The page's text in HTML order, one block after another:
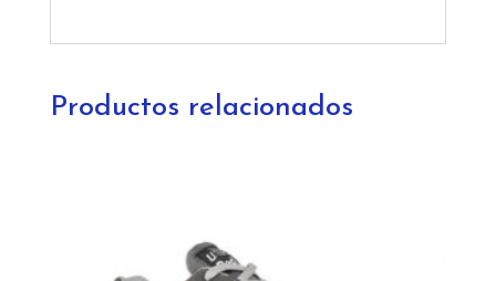
Productos relacionados